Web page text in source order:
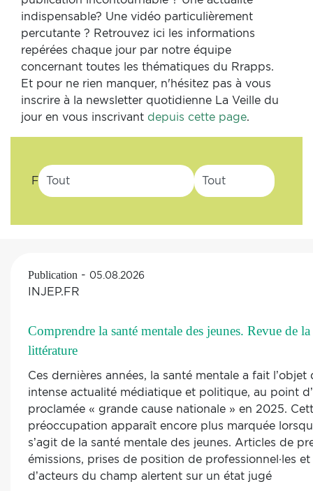
indispensable? Une vidéo particulièrement
percutante ? Retrouvez ici les informations
repérées chaque jour par notre équipe
concernant toutes les thématiques du Rrapps.
Et pour ne rien manquer, n'hésitez pas à vous
inscrire à la newsletter quotidienne La Veille du
jour en vous inscrivant depuis cette page.
Filtrer
Publication - 05.08.2026
INJEP.FR
Comprendre la santé mentale des jeunes. Revue de la
littérature
Ces dernières années, la santé mentale a fait l’objet
intense actualité médiatique et politique, au point
proclamée « grande cause nationale » en 2025.
préoccupation apparaît encore plus marquée
s’agit de la santé mentale des jeunes. Articles de
émissions, prises de position de professionnel·les et
d’acteurs du champ alertent sur un état jugé